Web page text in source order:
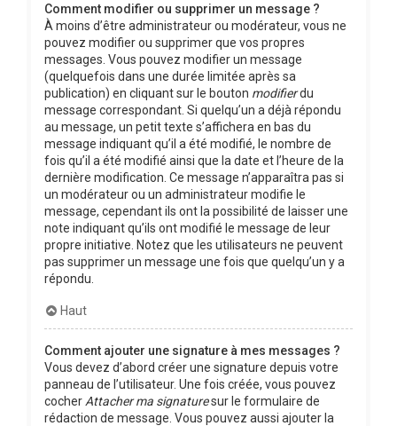
Comment modifier ou supprimer un message ?
À moins d’être administrateur ou modérateur, vous ne
pouvez modifier ou supprimer que vos propres
messages. Vous pouvez modifier un message
(quelquefois dans une durée limitée après sa
publication) en cliquant sur le bouton modifierdu
message correspondant. Si quelqu’un a déjà répondu
au message, un petit texte s’affichera en bas du
message indiquant qu’il a été modifié, le nombre de
fois qu’il a été modifié ainsi que la date et l’heure de la
dernière modification. Ce message n’apparaîtra pas si
un modérateur ou un administrateur modifie le
message, cependant ils ont la possibilité de laisser une
note indiquant qu’ils ont modifié le message de leur
propre initiative. Notez que les utilisateurs ne peuvent
pas supprimer un message une fois que quelqu’un y a
répondu.
Haut
Comment ajouter une signature à mes messages ?
Vous devez d’abord créer une signature depuis votre
panneau de l’utilisateur. Une fois créée, vous pouvez
cocher Attacher ma signaturesur le formulaire de
rédaction de message. Vous pouvez aussi ajouter la